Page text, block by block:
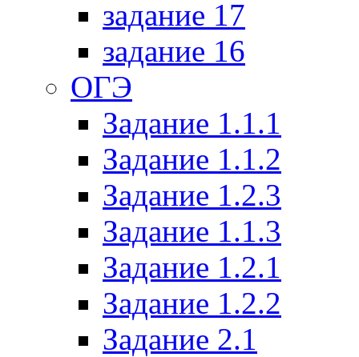
задание 17
задание 16
ОГЭ
Задание 1.1.1
Задание 1.1.2
Задание 1.2.3
Задание 1.1.3
Задание 1.2.1
Задание 1.2.2
Задание 2.1